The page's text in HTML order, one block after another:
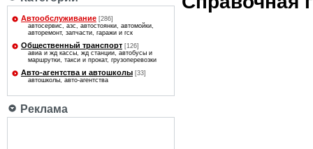
Автообслуживание [286]
автосервис, азс, автостоянки, автомойки,
авторемонт, запчасти, гаражи и гск
Общественный транспорт [126]
авиа и жд кассы, жд станции, автобусы и
маршрутки, такси и прокат, грузоперевозки
Авто-агентcтва и автошколы [33]
автошколы, авто-агентcтва
Реклама